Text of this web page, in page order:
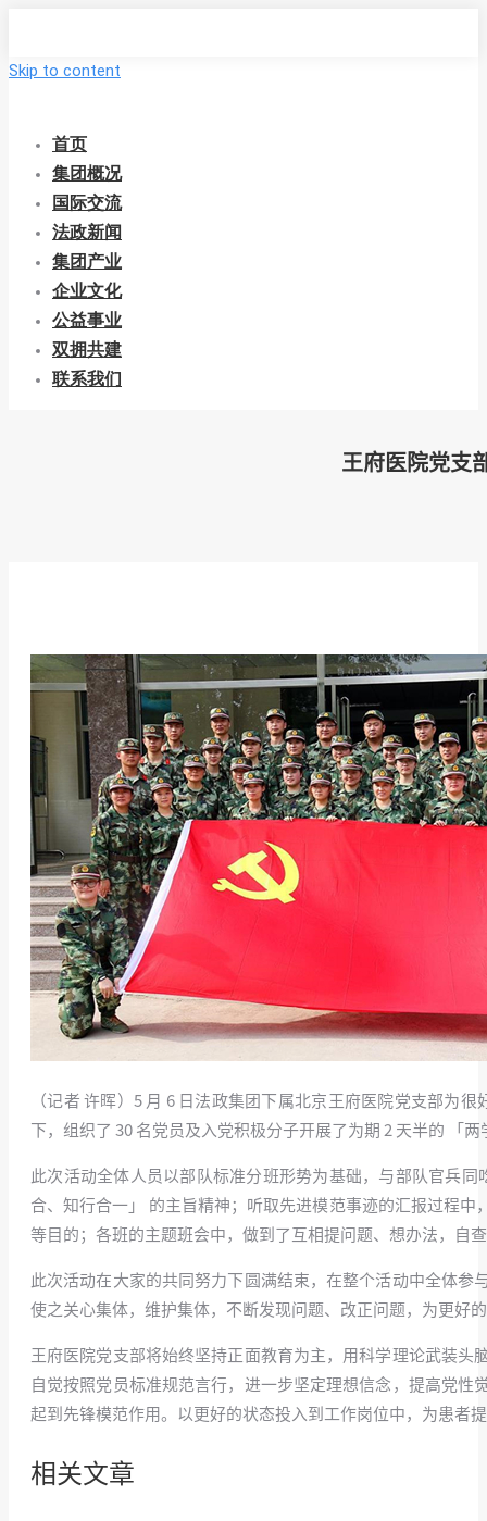
Skip to content
首页
集团概况
国际交流
法政新闻
集团产业
企业文化
公益事业
双拥共建
联系我们
王府医院党支
（记者 许晖）5 月 6 日法政集团下属北京王府医院党支部为
下，组织了 30 名党员及入党积极分子开展了为期 2 天半的 「
此次活动全体人员以部队标准分班形势为基础，与部队官兵
合、知行合一」 的主旨精神；听取先进模范事迹的汇报过程
等目的；各班的主题班会中，做到了互相提问题、想办法，自
此次活动在大家的共同努力下圆满结束，在整个活动中全体
使之关心集体，维护集体，不断发现问题、改正问题，为更好
王府医院党支部将始终坚持正面教育为主，用科学理论武装
自觉按照党员标准规范言行，进一步坚定理想信念，提高党
起到先锋模范作用。以更好的状态投入到工作岗位中，为患者
相关文章